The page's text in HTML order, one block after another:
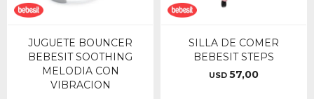
JUGUETE BOUNCER
BEBESIT SOOTHING
MELODIA CON
VIBRACION
SILLA DE COMER
BEBESIT STEPS
USD 57,00